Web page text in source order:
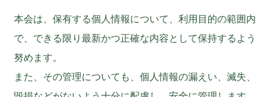
本会は、保有する個人情報について、利用目的の範囲内
で、できる限り最新かつ正確な内容として保持するよう
努めます。
また、その管理についても、個人情報の漏えい、滅失、